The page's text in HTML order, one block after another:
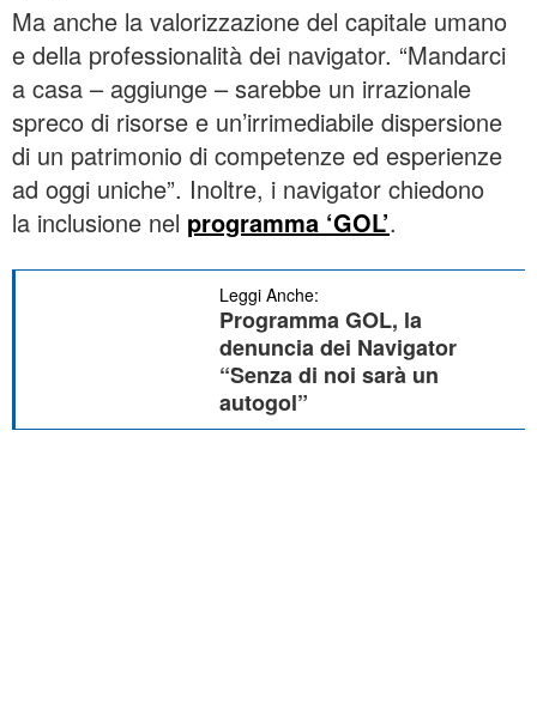
Ma anche la valorizzazione del capitale umano
e della professionalità dei navigator. “Mandarci
a casa – aggiunge – sarebbe un irrazionale
spreco di risorse e un’irrimediabile dispersione
di un patrimonio di competenze ed esperienze
ad oggi uniche”. Inoltre, i navigator chiedono
la inclusione nel programma ‘GOL’.
Leggi Anche:
Programma GOL, la
denuncia dei Navigator
“Senza di noi sarà un
autogol”